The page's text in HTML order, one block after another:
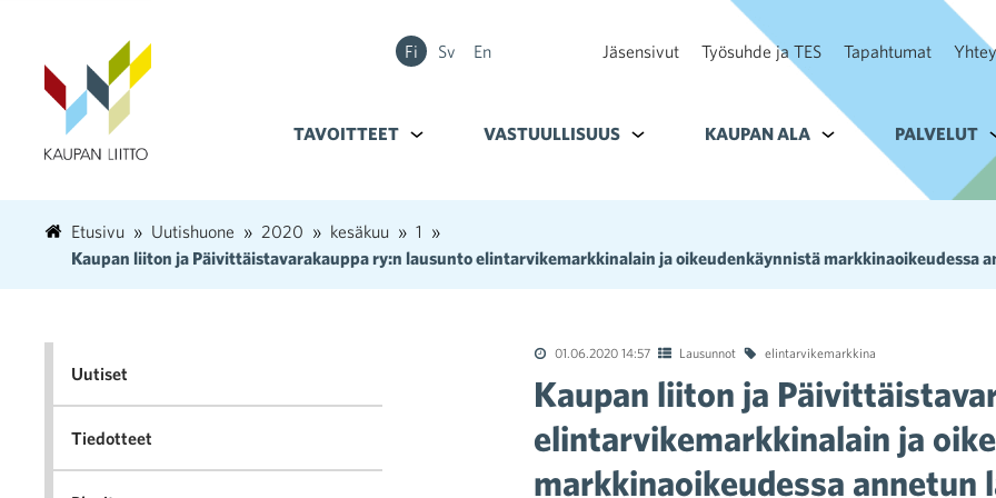
Fi Sv En Jäsensivut Työsuhde ja TES Tapahtumat
TAVOITTEET Alavalikko kohteelle Tavoitteet
VASTUULLISUUS Alavalikko kohteelle Vastuullisuus
KAUPAN ALA Alavalikko kohteelle
PALVELUT
Etusivu Uutishuone 2020 kesäkuu
1
Kaupan liiton ja Päivittäistavarakauppa ry:n lausunto elintarvikemarkkinalain ja oikeudenkäynnistä markkinaoikeudessa
01.06.2020 14:57 Lausunnot elintarvikemarkkina
Kaupan liiton ja
elintarvikemarkkinalain ja
markkinaoikeudessa annetun
Uutiset
Tiedotteet